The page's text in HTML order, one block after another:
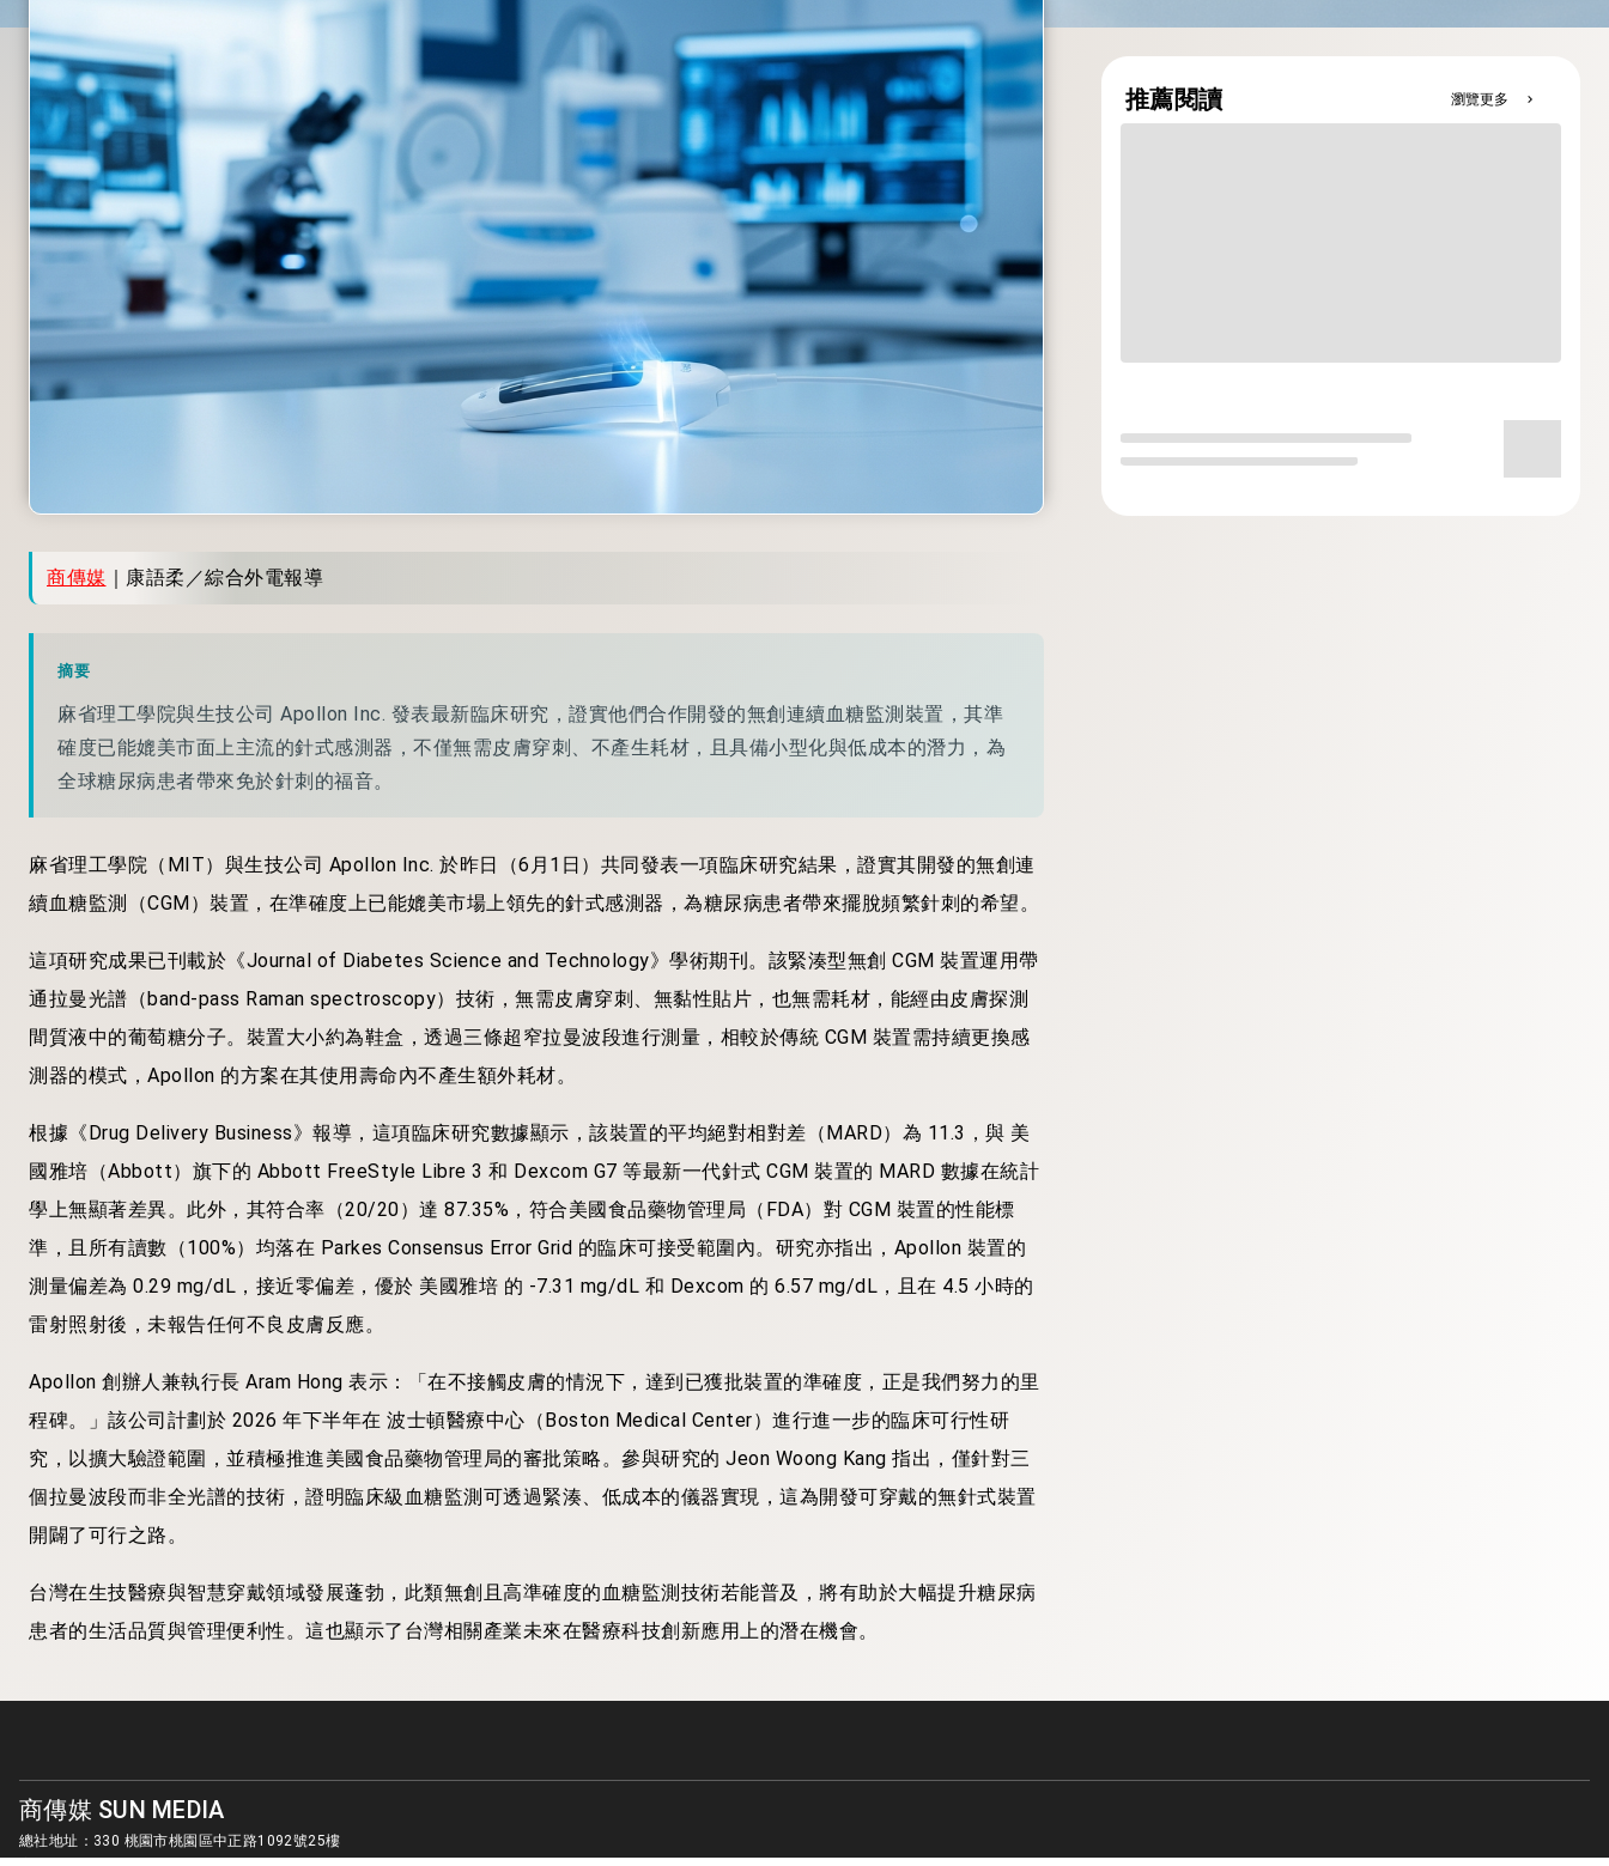
商傳媒 ｜康語柔／綜合外電報導
摘要
麻省理工學院與生技公司 Apollon Inc. 發表最新臨床研究，證實他們合作開發的無創連續血糖監測裝置，其準
確度已能媲美市面上主流的針式感測器，不僅無需皮膚穿刺、不產生耗材，且具備小型化與低成本的潛力，為
全球糖尿病患者帶來免於針刺的福音。
麻省理工學院（MIT）與生技公司 Apollon Inc. 於昨日（6月1日）共同發表一項臨床研究結果，證實其開發的無創連
續血糖監測（CGM）裝置，在準確度上已能媲美市場上領先的針式感測器，為糖尿病患者帶來擺脫頻繁針刺的希望。
這項研究成果已刊載於《Journal of Diabetes Science and Technology》學術期刊。該緊湊型無創 CGM 裝置運用帶
通拉曼光譜（band-pass Raman spectroscopy）技術，無需皮膚穿刺、無黏性貼片，也無需耗材，能經由皮膚探測
間質液中的葡萄糖分子。裝置大小約為鞋盒，透過三條超窄拉曼波段進行測量，相較於傳統 CGM 裝置需持續更換感
測器的模式，Apollon 的方案在其使用壽命內不產生額外耗材。
根據《Drug Delivery Business》報導，這項臨床研究數據顯示，該裝置的平均絕對相對差（MARD）為 11.3，與 美
國雅培（Abbott）旗下的 Abbott FreeStyle Libre 3 和 Dexcom G7 等最新一代針式 CGM 裝置的 MARD 數據在統計
學上無顯著差異。此外，其符合率（20/20）達 87.35%，符合美國食品藥物管理局（FDA）對 CGM 裝置的性能標
準，且所有讀數（100%）均落在 Parkes Consensus Error Grid 的臨床可接受範圍內。研究亦指出，Apollon 裝置的
測量偏差為 0.29 mg/dL，接近零偏差，優於 美國雅培 的 -7.31 mg/dL 和 Dexcom 的 6.57 mg/dL，且在 4.5 小時的
雷射照射後，未報告任何不良皮膚反應。
Apollon 創辦人兼執行長 Aram Hong 表示：「在不接觸皮膚的情況下，達到已獲批裝置的準確度，正是我們努力的里
程碑。」該公司計劃於 2026 年下半年在 波士頓醫療中心（Boston Medical Center）進行進一步的臨床可行性研
究，以擴大驗證範圍，並積極推進美國食品藥物管理局的審批策略。參與研究的 Jeon Woong Kang 指出，僅針對三
個拉曼波段而非全光譜的技術，證明臨床級血糖監測可透過緊湊、低成本的儀器實現，這為開發可穿戴的無針式裝置
開闢了可行之路。
台灣在生技醫療與智慧穿戴領域發展蓬勃，此類無創且高準確度的血糖監測技術若能普及，將有助於大幅提升糖尿病
患者的生活品質與管理便利性。這也顯示了台灣相關產業未來在醫療科技創新應用上的潛在機會。
推薦閱讀 瀏覽更多 chevron_right
商傳媒 SUN MEDIA
總社地址：330 桃園市桃園區中正路1092號25樓